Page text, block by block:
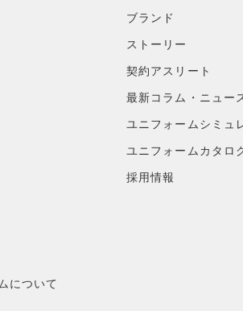
について
ブランド
ストーリー
契約アスリート
最新コラム・ニュー
ユニフォームシミュ
ユニフォームカタロ
採用情報